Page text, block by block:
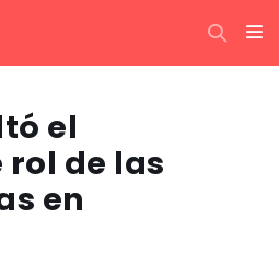
el
de las
en